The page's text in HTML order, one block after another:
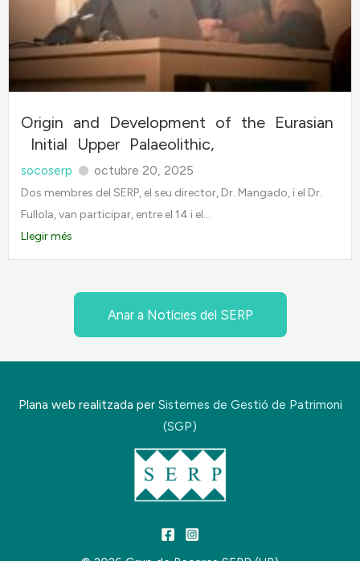
Origin and Development of the Eurasian
Initial Upper Palaeolithic,
socoserp octubre 20, 2025
Dos membres del SERP, el seu director, Dr. Mangado, i el Dr.
Fullola, van participar, entre el 14 i el...
Llegir més
Anar a Notícies del SERP
Plana web realitzada per Sistemes de Gestió de Patrimoni
(SGP)